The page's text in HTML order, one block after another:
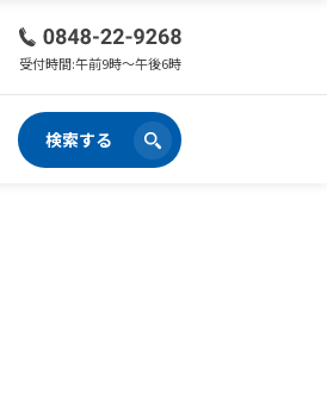
受付時間:午前9時〜午後6時
検索する